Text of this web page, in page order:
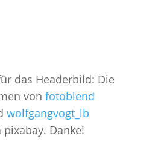
das Headerbild: Die
von fotoblend
wolfgangvogt_lb
pixabay. Danke!